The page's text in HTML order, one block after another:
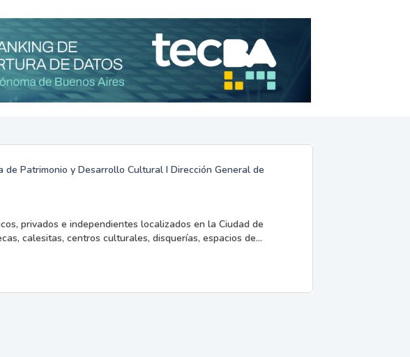
Patrimonio y Desarrollo Cultural I Dirección General de
privados e independientes localizados en la Ciudad de
calesitas, centros culturales, disquerías, espacios de...